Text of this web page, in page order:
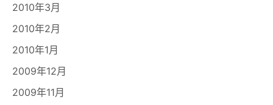
2010年3月
2010年2月
2010年1月
2009年12月
2009年11月